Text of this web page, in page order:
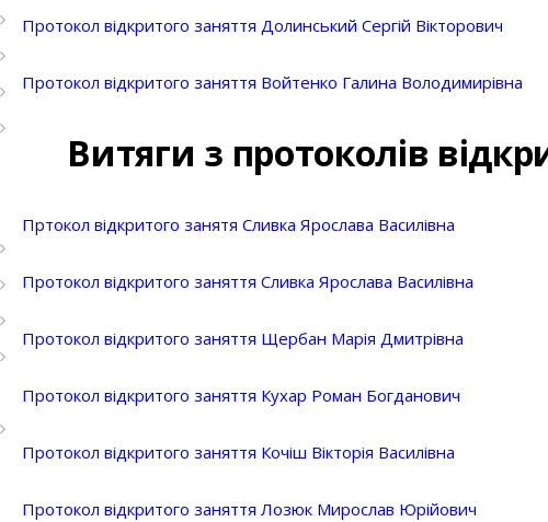
Протокол відкритого заняття Долинський Сергій Вікторович
Протокол відкритого заняття Войтенко Галина Володимирівна
Витяги з протоколів
Пртокол відкритого занятя Сливка Ярослава Василівна
Протокол відкритого заняття Сливка Ярослава Василівна
Протокол відкритого заняття Щербан Марія Дмитрівна
Протокол відкритого заняття Кухар Роман Богданович
Протокол відкритого заняття Кочіш Вікторія Василівна
Протокол відкритого заняття Лозюк Мирослав Юрійович